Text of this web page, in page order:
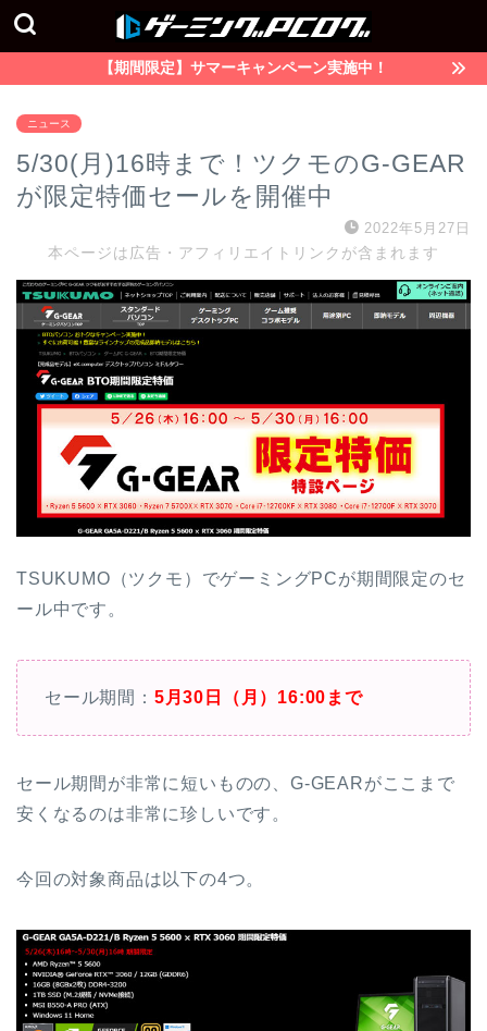
【期間限定】サマーキャンペーン実施中！
ニュース
5/30(月)16時まで！ツクモのG-GEAR
が限定特価セールを開催中
2022年5月27日
本ページは広告・アフィリエイトリンクが含まれます
TSUKUMO（ツクモ）でゲーミングPCが期間限定のセ
ール中です。
セール期間： 5月30日（月）16:00まで
セール期間が非常に短いものの、G-GEARがここまで
安くなるのは非常に珍しいです。
今回の対象商品は以下の4つ。